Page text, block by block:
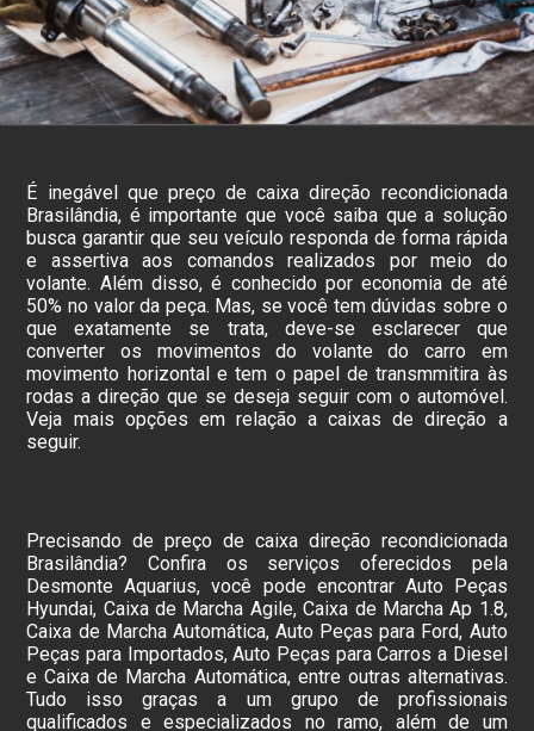
É inegável que preço de caixa direção recondicionada
Brasilândia, é importante que você saiba que a solução
busca garantir que seu veículo responda de forma rápida
e assertiva aos comandos realizados por meio do
volante. Além disso, é conhecido por economia de até
50% no valor da peça. Mas, se você tem dúvidas sobre o
que exatamente se trata, deve-se esclarecer que
converter os movimentos do volante do carro em
movimento horizontal e tem o papel de transmmitira às
rodas a direção que se deseja seguir com o automóvel.
Veja mais opções em relação a caixas de direção a
seguir.
Precisando de preço de caixa direção recondicionada
Brasilândia? Confira os serviços oferecidos pela
Desmonte Aquarius, você pode encontrar Auto Peças
Hyundai, Caixa de Marcha Agile, Caixa de Marcha Ap 1.8,
Caixa de Marcha Automática, Auto Peças para Ford, Auto
Peças para Importados, Auto Peças para Carros a Diesel
e Caixa de Marcha Automática, entre outras alternativas.
Tudo isso graças a um grupo de profissionais
qualificados e especializados no ramo, além de um